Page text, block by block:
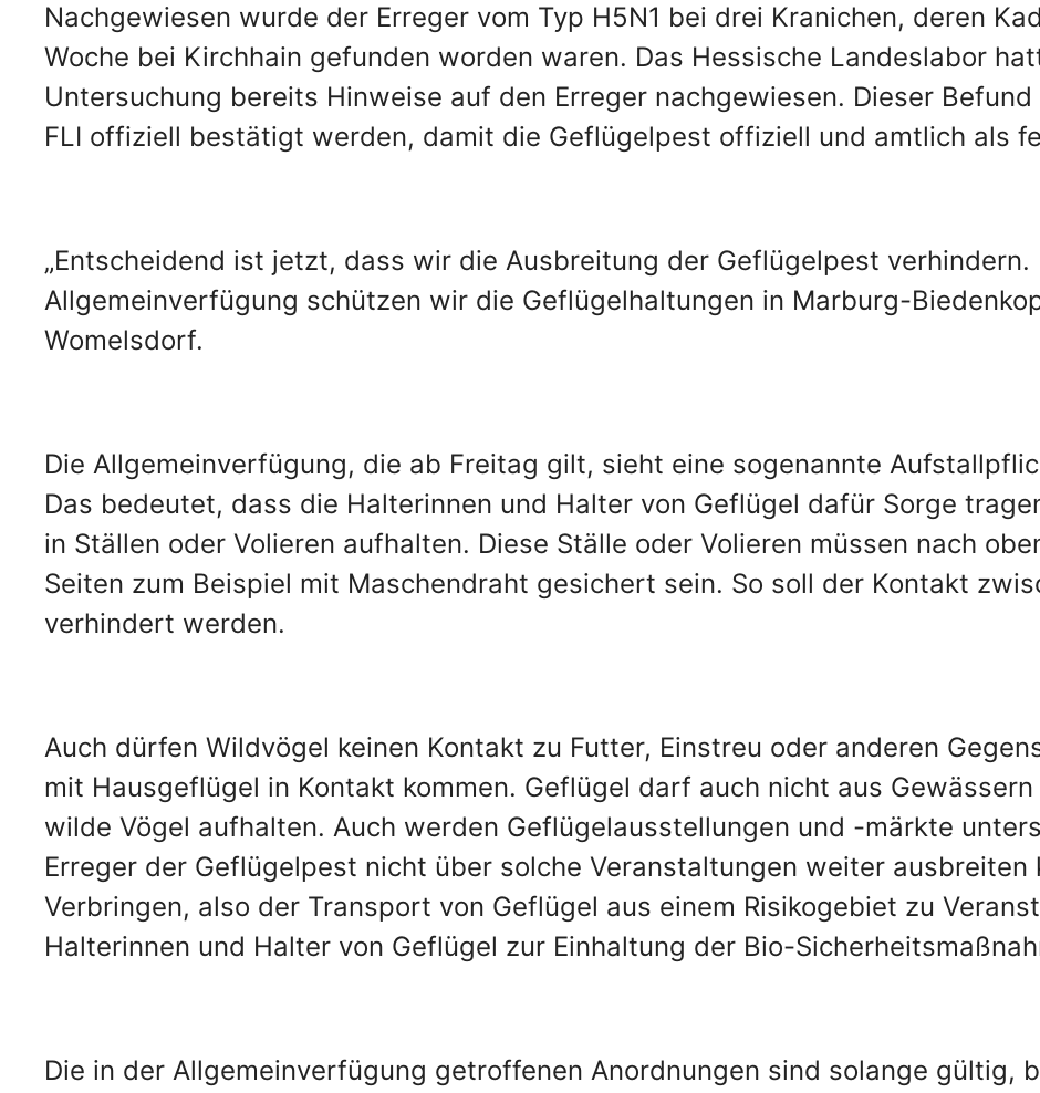
Nachgewiesen wurde der Erreger vom Typ H5N1 bei drei Kranichen, deren
Woche bei Kirchhain gefunden worden waren. Das Hessische Landeslabor
Untersuchung bereits Hinweise auf den Erreger nachgewiesen. Dieser
FLI offiziell bestätigt werden, damit die Geflügelpest offiziell und amtlich als
„Entscheidend ist jetzt, dass wir die Ausbreitung der Geflügelpest verhindern.
Allgemeinverfügung schützen wir die Geflügelhaltungen in Marburg-
Womelsdorf.
Die Allgemeinverfügung, die ab Freitag gilt, sieht eine sogenannte
Das bedeutet, dass die Halterinnen und Halter von Geflügel dafür Sorge
in Ställen oder Volieren aufhalten. Diese Ställe oder Volieren müssen nach
Seiten zum Beispiel mit Maschendraht gesichert sein. So soll der Kontakt
verhindert werden.
Auch dürfen Wildvögel keinen Kontakt zu Futter, Einstreu oder anderen
mit Hausgeflügel in Kontakt kommen. Geflügel darf auch nicht aus
wilde Vögel aufhalten. Auch werden Geflügelausstellungen und -märkte
Erreger der Geflügelpest nicht über solche Veranstaltungen weiter
Verbringen, also der Transport von Geflügel aus einem Risikogebiet zu
Halterinnen und Halter von Geflügel zur Einhaltung der Bio-
Die in der Allgemeinverfügung getroffenen Anordnungen sind solange gültig,